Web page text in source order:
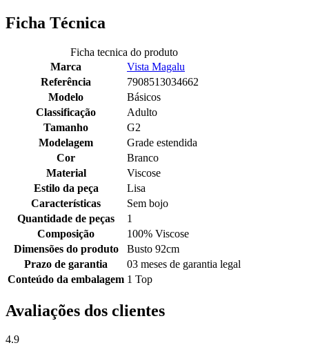
Ficha Técnica
Ficha tecnica do produto
Marca
Vista Magalu
Referência
7908513034662
Modelo
Básicos
Classificação
Adulto
Tamanho
G2
Modelagem
Grade estendida
Cor
Branco
Material
Viscose
Estilo da peça
Lisa
Características
Sem bojo
Quantidade de peças
1
Composição
100% Viscose
Dimensões do produto
Busto 92cm
Prazo de garantia
03 meses de garantia legal
Conteúdo da embalagem 1 Top
Avaliações dos clientes
4.9